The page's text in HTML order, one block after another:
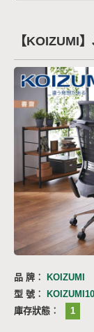
【KOIZUMI
品 牌︰
KOIZUMI
型 號︰
庫存狀態︰
1